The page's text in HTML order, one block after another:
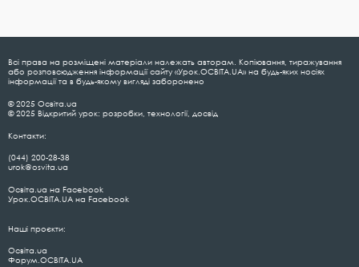
Всі права на розміщені матеріали належать авторам. Копіювання, тиражування
або розповсюдження інформації сайту «Урок.ОСВІТА.UA» на будь-яких носіях
інформації та в будь-якому вигляді заборонено
© 2025 Освіта.ua
© 2025 Відкритий урок: розробки, технології, досвід
Контакти:
(044) 200-28-38
urok@osvita.ua
Освіта.ua на Facebook
Урок.ОСВІТА.UA на Facebook
Наші проєкти:
Освіта.ua
Форум.ОСВІТА.UA